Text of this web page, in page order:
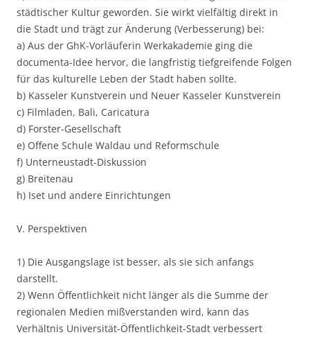
städtischer Kultur geworden. Sie wirkt vielfältig direkt in
die Stadt und trägt zur Änderung (Verbesserung) bei:
a) Aus der GhK-Vorläuferin Werkakademie ging die
documenta-Idee hervor, die langfristig tiefgreifende Folgen
für das kulturelle Leben der Stadt haben sollte.
b) Kasseler Kunstverein und Neuer Kasseler Kunstverein
c) Filmladen, Bali, Caricatura
d) Forster-Gesellschaft
e) Offene Schule Waldau und Reformschule
f) Unterneustadt-Diskussion
g) Breitenau
h) Iset und andere Einrichtungen
V. Perspektiven
1) Die Ausgangslage ist besser, als sie sich anfangs
darstellt.
2) Wenn Öffentlichkeit nicht länger als die Summe der
regionalen Medien mißverstanden wird, kann das
Verhältnis Universität-Öffentlichkeit-Stadt verbessert